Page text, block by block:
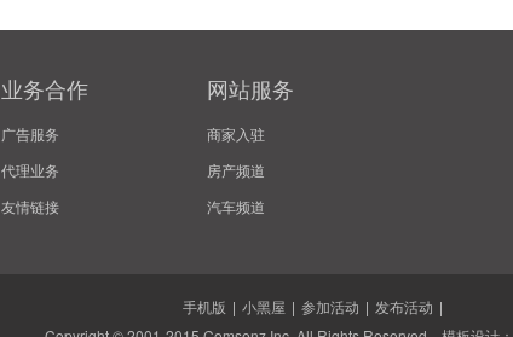
业务合作
广告服务
代理业务
友情链接
网站服务
商家入驻
房产频道
汽车频道
手机版 | 小黑屋 | 参加活动 | 发布活动 |